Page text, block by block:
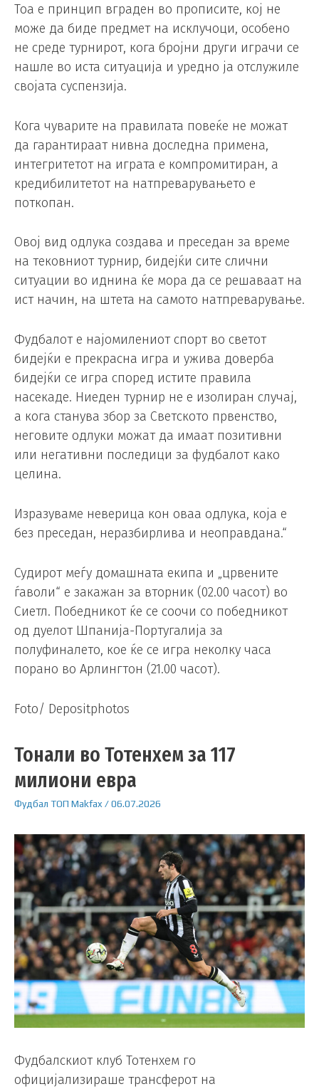
Тоа е принцип вграден во прописите, кој не
може да биде предмет на исклучоци, особено
не среде турнирот, кога бројни други играчи се
нашле во иста ситуација и уредно ја отслужиле
својата суспензија.
Кога чуварите на правилата повеќе не можат
да гарантираат нивна доследна примена,
интегритетот на играта е компромитиран, а
кредибилитетот на натпреварувањето е
поткопан.
Овој вид одлука создава и преседан за време
на тековниот турнир, бидејќи сите слични
ситуации во иднина ќе мора да се решаваат на
ист начин, на штета на самото натпреварување.
Фудбалот е најомилениот спорт во светот
бидејќи е прекрасна игра и ужива доверба
бидејќи се игра според истите правила
насекаде. Ниеден турнир не е изолиран случај,
а кога станува збор за Светското првенство,
неговите одлуки можат да имаат позитивни
или негативни последици за фудбалот како
целина.
Изразуваме неверица кон оваа одлука, која е
без преседан, неразбирлива и неоправдана.“
Судирот меѓу домашната екипа и „црвените
ѓаволи“ е закажан за вторник (02.00 часот) во
Сиетл. Победникот ќе се соочи со победникот
од дуелот Шпанија-Португалија за
полуфиналето, кое ќе се игра неколку часа
порано во Арлингтон (21.00 часот).
Foto/ Depositphotos
Тонали во Тотенхем за 117
милиони евра
Фудбал ТОП Makfax/06.07.2026
Фудбалскиот клуб Тотенхем го
официјализираше трансферот на